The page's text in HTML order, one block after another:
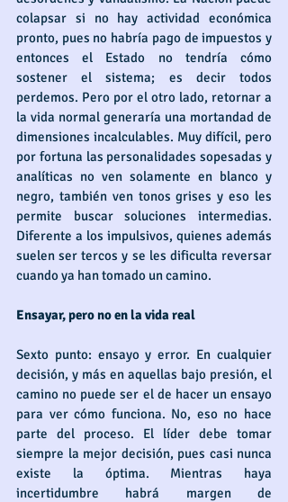
colapsar si no hay actividad económica
pronto, pues no habría pago de impuestos y
entonces el Estado no tendría cómo
sostener el sistema; es decir todos
perdemos. Pero por el otro lado, retornar a
la vida normal generaría una mortandad de
dimensiones incalculables. Muy difícil, pero
por fortuna las personalidades sopesadas y
analíticas no ven solamente en blanco y
negro, también ven tonos grises y eso les
permite buscar soluciones intermedias.
Diferente a los impulsivos, quienes además
suelen ser tercos y se les dificulta reversar
cuando ya han tomado un camino.
Ensayar, pero no en la vida real
Sexto punto: ensayo y error. En cualquier
decisión, y más en aquellas bajo presión, el
camino no puede ser el de hacer un ensayo
para ver cómo funciona. No, eso no hace
parte del proceso. El líder debe tomar
siempre la mejor decisión, pues casi nunca
existe la óptima. Mientras haya
incertidumbre habrá margen de